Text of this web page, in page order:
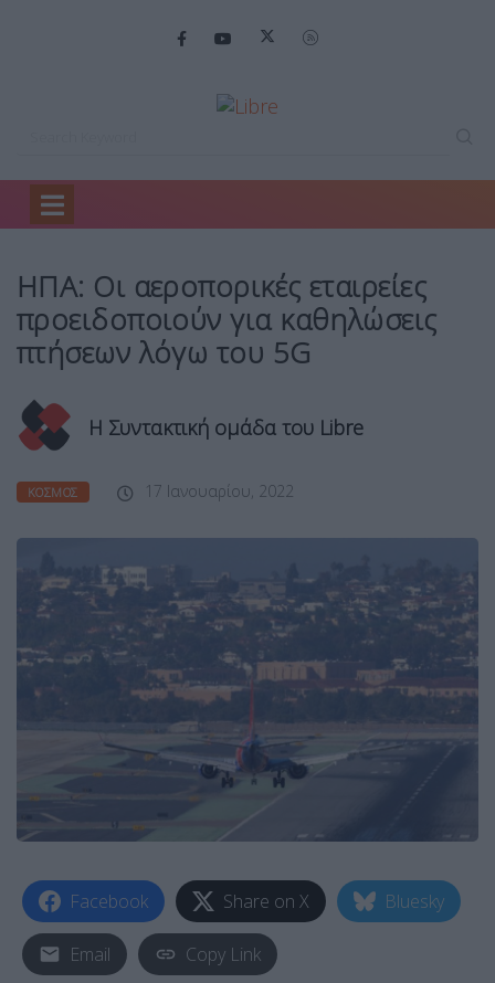
Home
ΗΠΑ: Οι αεροπορικές εταιρείες
προειδοποιούν για καθηλώσεις
πτήσεων λόγω του 5G
Η Συντακτική ομάδα του Libre
ΚΌΣΜΟΣ 17 Ιανουαρίου, 2022
Facebook Share on X Bluesky
Email Copy Link